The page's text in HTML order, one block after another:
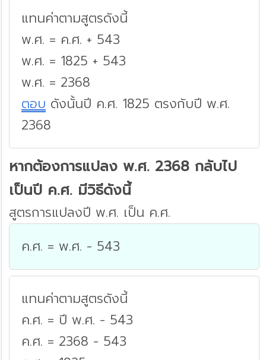
แทนค่าตามสูตรดังนี้
พ.ศ. = ค.ศ. + 543
พ.ศ. = 1825 + 543
พ.ศ. = 2368
ตอบ ดังนั้นปี ค.ศ. 1825 ตรงกับปี พ.ศ.
2368
หากต้องการแปลง พ.ศ. 2368 กลับไป
เป็นปี ค.ศ. มีวิธีดังนี้
สูตรการแปลงปี พ.ศ. เป็น ค.ศ.
ค.ศ. = พ.ศ. - 543
แทนค่าตามสูตรดังนี้
ค.ศ. = ปี พ.ศ. - 543
ค.ศ. = 2368 - 543